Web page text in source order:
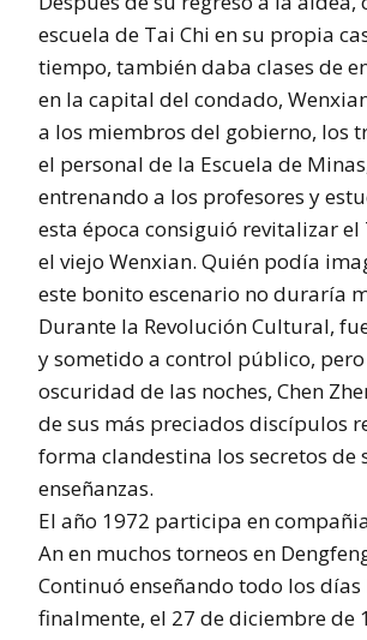
escuela de Tai Chi en su propia
tiempo, también daba clases de
en la capital del condado,
a los miembros del gobierno, los
el personal de la Escuela de
entrenando a los profesores y
esta época consiguió revitalizar
el viejo Wenxian. Quién podía
este bonito escenario no duraría
Durante la Revolución Cultural,
y sometido a control público, pero
oscuridad de las noches, Chen
de sus más preciados discípulos
forma clandestina los secretos de
enseñanzas.
El año 1972 participa en
An en muchos torneos en
Continuó enseñando todo los
finalmente, el 27 de diciembre de